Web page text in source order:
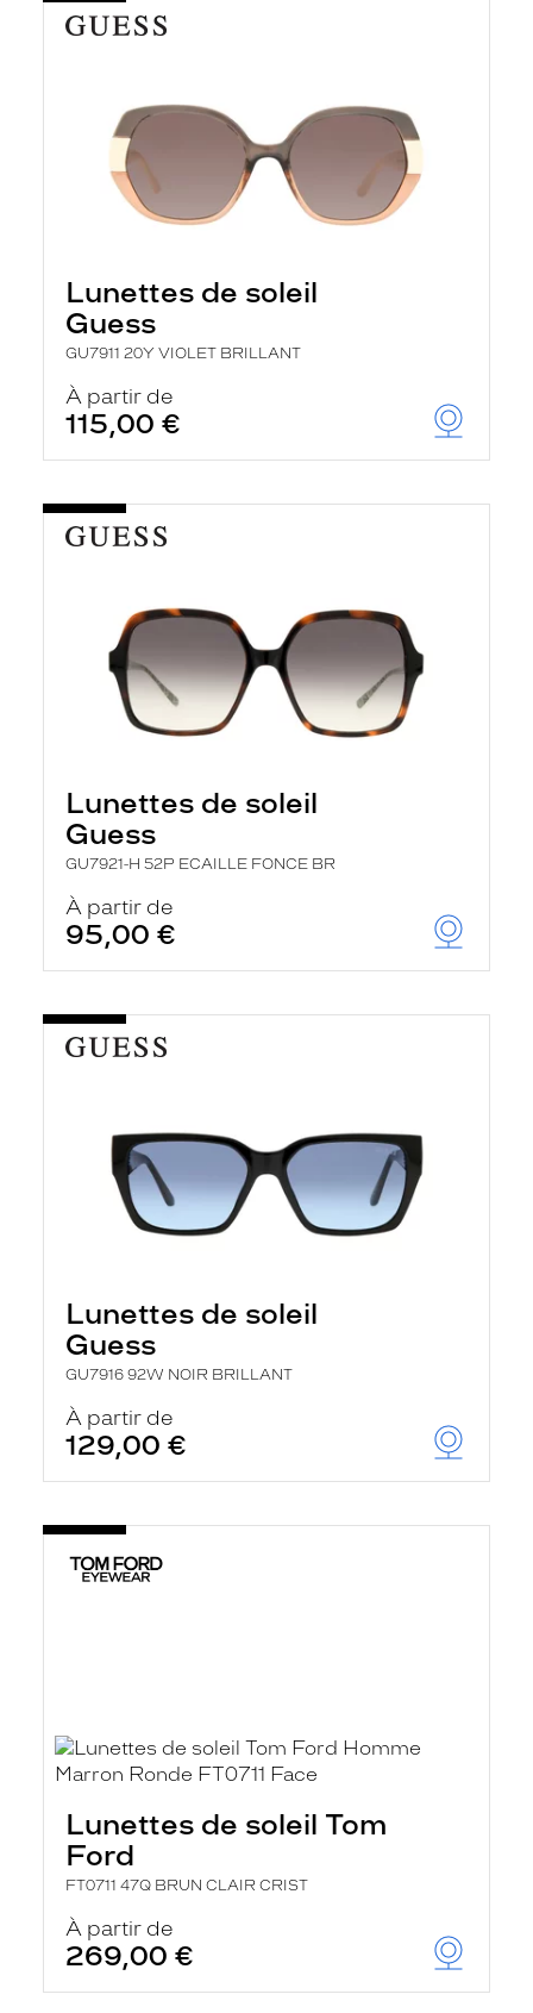
Lunettes de soleil
Guess
GU7911 20Y VIOLET BRILLANT
À partir de
115,00 €
Lunettes de soleil
Guess
GU7921-H 52P ECAILLE FONCE BR
À partir de
95,00 €
Lunettes de soleil
Guess
GU7916 92W NOIR BRILLANT
À partir de
129,00 €
Lunettes de soleil Tom
Ford
FT0711 47Q BRUN CLAIR CRIST
À partir de
269,00 €